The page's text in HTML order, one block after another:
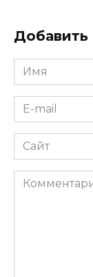
Добавить
Имя
*
E-
mail
*Сайт
Комментарий